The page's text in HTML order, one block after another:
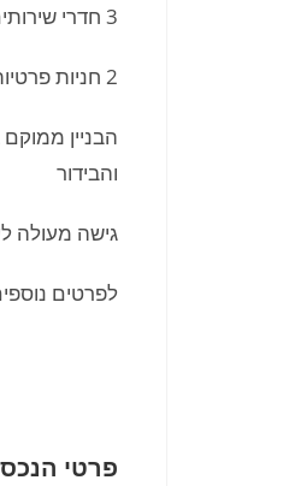
3 חדרי שירותים, 2 חדרי רחצה
2 חניות פרטיות ומחסן
הבניין
והבידור
גישה מעולה
לפרטים
פרטי